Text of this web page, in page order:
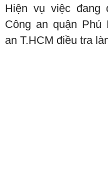
Hiện vụ việc
Công an quận Phú
an T.HCM điều tra